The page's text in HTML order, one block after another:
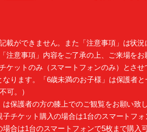
載ができません。また「注意事項」は状
注意事項」内容をご了承の上、ご来場をお
ケットのみ（スマートフォンのみ）とさせ
ります。「6歳未満のお子様」は保護者
可。）
保護者の方の膝上でのご観覧をお願い致
チケット購入の場合は1台のスマートフォ
合は1台のスマートフォンで5枚まで購入可